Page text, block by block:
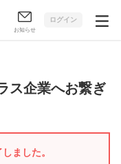
お知らせ
ログイン
ス企業へお繋ぎ
ました。